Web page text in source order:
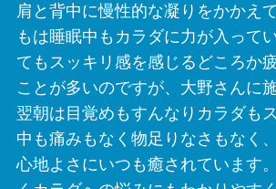
肩と背中に慢性的な凝りをかかえ
もは睡眠中もカラダに力が入って
てもスッキリ感を感じるどころか
ことが多いのですが、大野さんに
翌朝は目覚めもすんなりカラダも
中も痛みもなく物足りなさもなく
心地よさにいつも癒されています